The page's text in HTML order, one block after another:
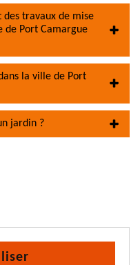
des travaux de mise
de Port Camargue
la ville de Port
jardin ?